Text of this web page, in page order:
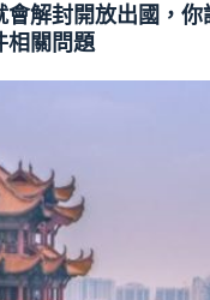
會解封開放出國，你
相關問題